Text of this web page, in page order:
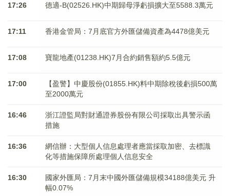
17:26 德適-B(02526.HK)中期歸母淨虧損擴大至5588.3萬元
17:11 香港金管局：7月底官方外匯儲備資產為4478億美元
17:08 寶龍地產(01238.HK)7月合約銷售額約5.5億元
17:00
【盈警】中慶股份(01855.HK)料中期除稅後虧損500萬
至2000萬元
16:46
浙江證監局對財通證券股份有限公司採取出具警示函
措施
16:36
網信辦：大型個人信息處理者應當採取加密、去標識
化等措施保障所處理個人信息安全
16:30
國家外匯局：7月末中國外匯儲備規模34188億美元 升
幅0.07%